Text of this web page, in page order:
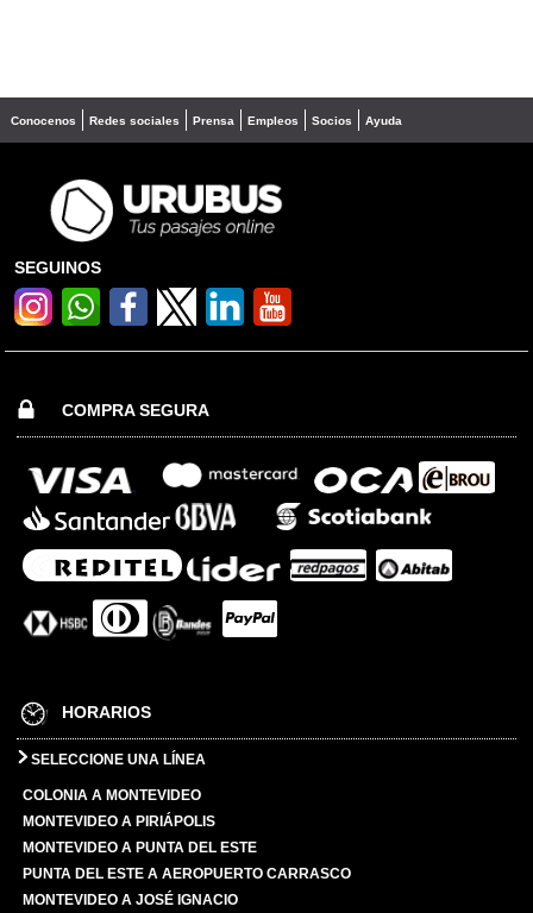
Conocenos Redes sociales Prensa Empleos Socios Ayuda
SEGUINOS
COMPRA SEGURA
HORARIOS
SELECCIONE UNA LÍNEA
COLONIA A MONTEVIDEO
MONTEVIDEO A PIRIÁPOLIS
MONTEVIDEO A PUNTA DEL ESTE
PUNTA DEL ESTE A AEROPUERTO CARRASCO
MONTEVIDEO A JOSÉ IGNACIO